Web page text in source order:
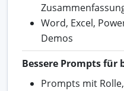
Word, Excel,
Demos
Bessere Prompts für
Prompts mit